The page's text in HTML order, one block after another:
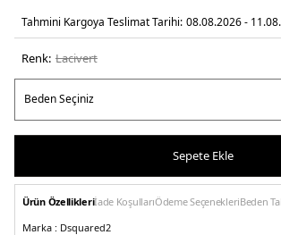
Tahmini Kargoya Teslimat Tarihi: 08.08.2026 -
Renk: laci̇vert
Sepete Ekle
Ürün Özellikleriİade KoşullarıÖdeme SeçenekleriBeden
Marka : Dsquared2